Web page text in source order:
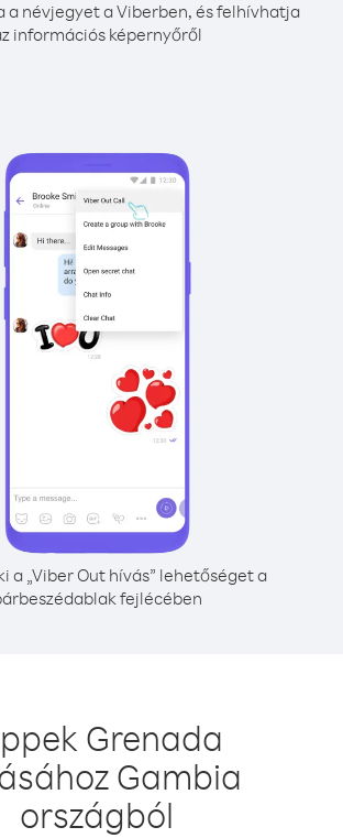
a névjegyet a Viberben, és felhívhatja
információs képernyőről
a „Viber Out hívás” lehetőséget a
fejlécében
Grenada
Gambia
országból